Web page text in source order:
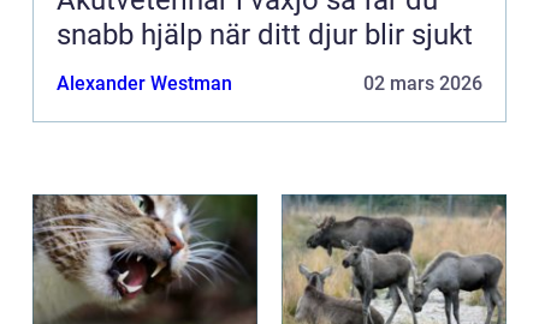
snabb hjälp när ditt djur blir sjukt
Alexander Westman 02 mars 2026